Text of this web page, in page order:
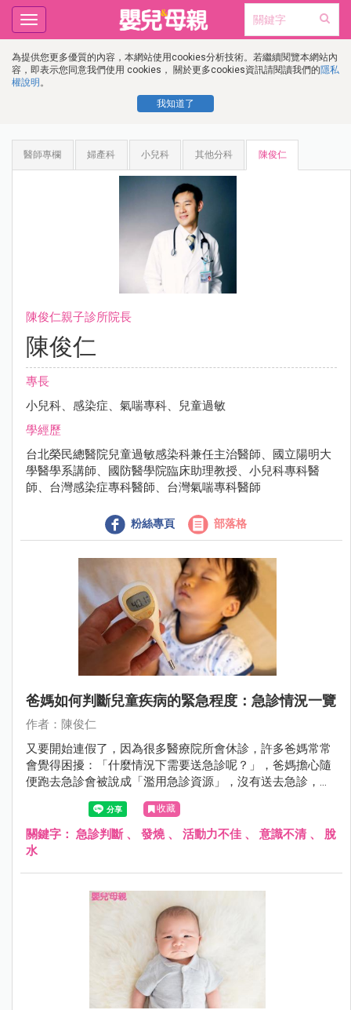
為提供您更多優質的內容，本網站使用cookies分析技術。若繼續閱覽本網站內
容，即表示您同意我們使用 cookies， 關於更多cookies資訊請閱讀我們的隱私
權說明 。
我知道了
Toggle
navigation
醫師專欄 婦產科 小兒科 其他分科 陳俊仁
陳俊仁親子診所院長
陳俊仁
專長
小兒科、感染症、氣喘專科、兒童過敏
學經歷
台北榮民總醫院兒童過敏感染科兼任主治醫師、國立陽明大
學醫學系講師、國防醫學院臨床助理教授、小兒科專科醫
師、台灣感染症專科醫師、台灣氣喘專科醫師
粉絲專頁 部落格
爸媽如何判斷兒童疾病的緊急程度：急診情況一覽
作者：陳俊仁
又要開始連假了，因為很多醫療院所會休診，許多爸媽常常
會覺得困擾：「什麼情況下需要送急診呢？」，爸媽擔心隨
便跑去急診會被說成「濫用急診資源」，沒有送去急診，又
怕延誤小孩病情，所以就陷入兩難。
收藏
關鍵字： 急診判斷、 發燒、 活動力不佳 、 意識不清 、 脫
水